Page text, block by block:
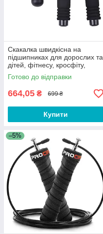
Скакалка швидкісна на
підшипниках для дорослих та
дітей, фітнесу, кросфіту,
схуднення, спорту Q2P
Готово до відправки
664,05 ₴ 699 ₴
Купити
–5%